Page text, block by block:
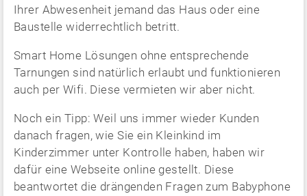
Ihrer Abwesenheit jemand das Haus oder eine
Baustelle widerrechtlich betritt.
Smart Home Lösungen ohne entsprechende
Tarnungen sind natürlich erlaubt und funktionieren
auch per Wifi. Diese vermieten wir aber nicht.
Noch ein Tipp: Weil uns immer wieder Kunden
danach fragen, wie Sie ein Kleinkind im
Kinderzimmer unter Kontrolle haben, haben wir
dafür eine Webseite online gestellt. Diese
beantwortet die drängenden Fragen zum Babyphone